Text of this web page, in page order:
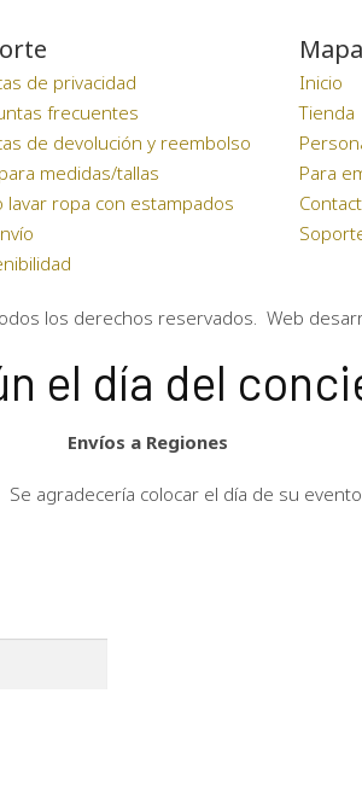
de privacidad
frecuentes
de devolución y reembolso
medidas/tallas
lavar ropa con estampados
Inicio
Tienda
Para
los derechos reservados. Web
el día del
Envíos a Regiones
Se agradecería colocar el día de su